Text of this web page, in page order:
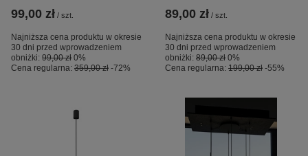
99,00 zł / szt.
Najniższa cena produktu w okresie
30 dni przed wprowadzeniem
obniżki: 99,00 zł 0%
Cena regularna: 359,00 zł -72%
89,00 zł / szt.
Najniższa cena produktu w okresie
30 dni przed wprowadzeniem
obniżki: 89,00 zł 0%
Cena regularna: 199,00 zł -55%